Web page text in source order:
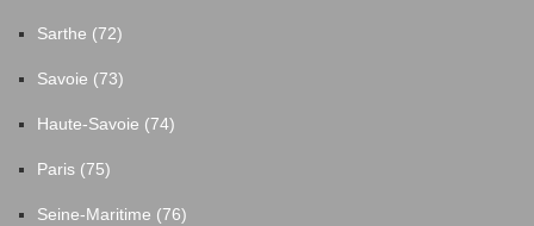
Sarthe (72)
Savoie (73)
Haute-Savoie (74)
Paris (75)
Seine-Maritime (76)